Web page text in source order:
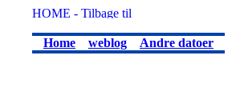
Home weblog Andre datoer